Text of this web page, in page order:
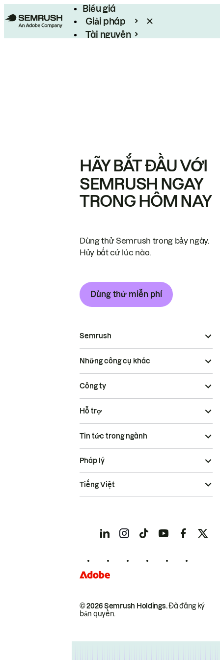
Biểu giá
Giải pháp
Tài nguyên
HÃY BẮT ĐẦU VỚI
SEMRUSH NGAY
TRONG HÔM NAY
Dùng thử Semrush trong bảy ngày.
Hủy bất cứ lúc nào.
Dùng thử miễn phí
Semrush
Những công cụ khác
Công ty
Hỗ trợ
Tin tức trong ngành
© 2026 Semrush Holdings.Đã đăng ký
bản quyền.
Pháp lý
Tiếng Việt